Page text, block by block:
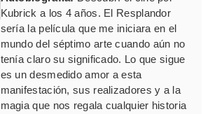
Kubrick a los 4 años. El Resplandor
sería la película que me iniciara en el
mundo del séptimo arte cuando aún no
tenía claro su significado. Lo que sigue
es un desmedido amor a esta
manifestación, sus realizadores y a la
magia que nos regala cualquier historia